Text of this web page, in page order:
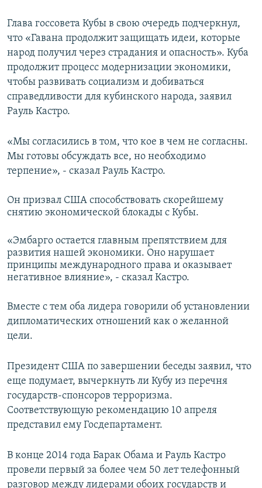
Глава госсовета Кубы в свою очередь подчеркнул,
что «Гавана продолжит защищать идеи, которые
народ получил через страдания и опасность». Куба
продолжит процесс модернизации экономики,
чтобы развивать социализм и добиваться
справедливости для кубинского народа, заявил
Рауль Кастро.
«Мы согласились в том, что кое в чем не согласны.
Мы готовы обсуждать все, но необходимо
терпение», - сказал Рауль Кастро.
Он призвал США способствовать скорейшему
снятию экономической блокады с Кубы.
«Эмбарго остается главным препятствием для
развития нашей экономики. Оно нарушает
принципы международного права и оказывает
негативное влияние», - сказал Кастро.
Вместе с тем оба лидера говорили об установлении
дипломатических отношений как о желанной
цели.
Президент США по завершении беседы заявил, что
еще подумает, вычеркнуть ли Кубу из перечня
государств-спонсоров терроризма.
Соответствующую рекомендацию 10 апреля
представил ему Госдепартамент.
В конце 2014 года Барак Обама и Рауль Кастро
провели первый за более чем 50 лет телефонный
разговор между лидерами обоих государств и